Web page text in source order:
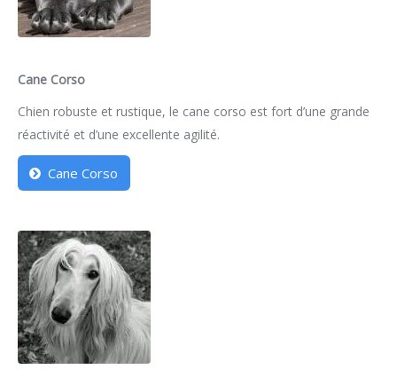
Cane Corso
Chien robuste et rustique, le cane corso est fort d’une grande
réactivité et d’une excellente agilité.
Cane Corso